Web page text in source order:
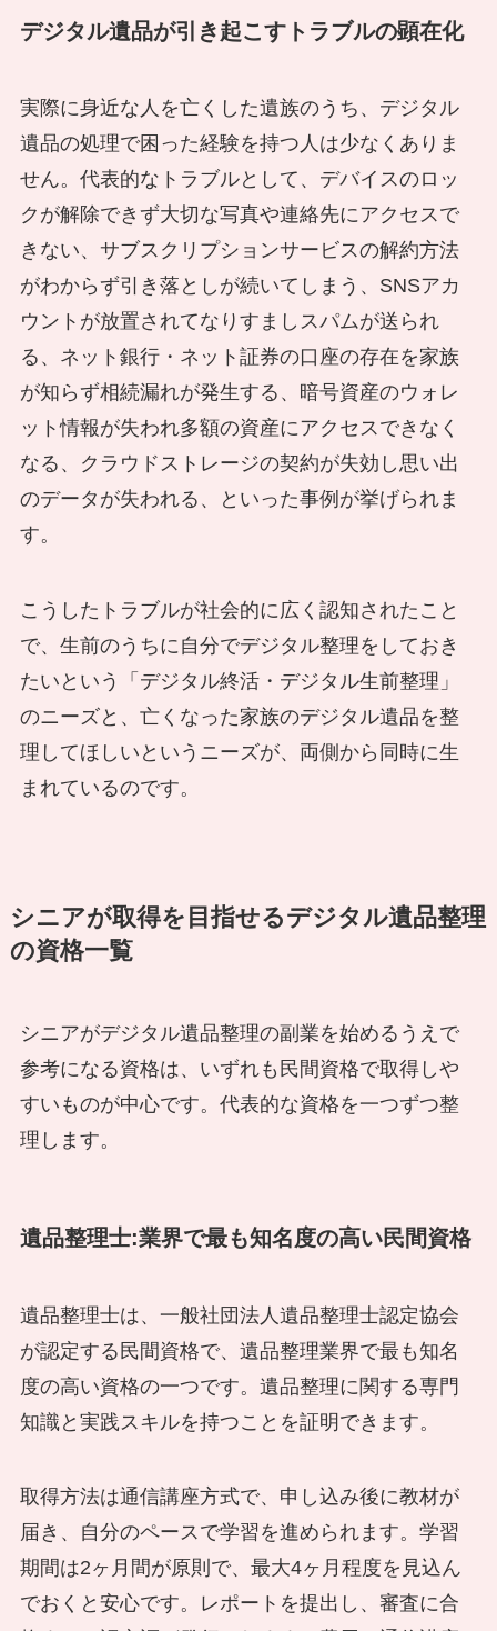
デジタル遺品が引き起こすトラブルの顕在化
実際に身近な人を亡くした遺族のうち、デジタル
遺品の処理で困った経験を持つ人は少なくありま
せん。代表的なトラブルとして、デバイスのロッ
クが解除できず大切な写真や連絡先にアクセスで
きない、サブスクリプションサービスの解約方法
がわからず引き落としが続いてしまう、SNSアカ
ウントが放置されてなりすましスパムが送られ
る、ネット銀行・ネット証券の口座の存在を家族
が知らず相続漏れが発生する、暗号資産のウォレ
ット情報が失われ多額の資産にアクセスできなく
なる、クラウドストレージの契約が失効し思い出
のデータが失われる、といった事例が挙げられま
す。
こうしたトラブルが社会的に広く認知されたこと
で、生前のうちに自分でデジタル整理をしておき
たいという「デジタル終活・デジタル生前整理」
のニーズと、亡くなった家族のデジタル遺品を整
理してほしいというニーズが、両側から同時に生
まれているのです。
シニアが取得を目指せるデジタル遺品整理
の資格一覧
シニアがデジタル遺品整理の副業を始めるうえで
参考になる資格は、いずれも民間資格で取得しや
すいものが中心です。代表的な資格を一つずつ整
理します。
遺品整理士:業界で最も知名度の高い民間資格
遺品整理士は、一般社団法人遺品整理士認定協会
が認定する民間資格で、遺品整理業界で最も知名
度の高い資格の一つです。遺品整理に関する専門
知識と実践スキルを持つことを証明できます。
取得方法は通信講座方式で、申し込み後に教材が
届き、自分のペースで学習を進められます。学習
期間は2ヶ月間が原則で、最大4ヶ月程度を見込ん
でおくと安心です。レポートを提出し、審査に合